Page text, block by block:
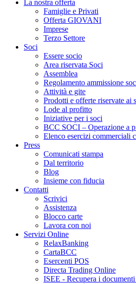
La nostra offerta
Famiglie e Privati
Offerta GIOVANI
Imprese
Terzo Settore
Soci
Essere socio
Area riservata Soci
Assemblea
Regolamento ammissione
Attività e gite
Prodotti e offerte riservate ai
Lode al profitto
Iniziative per i soci
BCC SOCI – Operazione a
Elenco esercizi commerciali
Press
Comunicati stampa
Dal territorio
Blog
Insieme con fiducia
Contatti
Scrivici
Assistenza
Blocco carte
Lavora con noi
Servizi Online
RelaxBanking
CartaBCC
Esercenti POS
Directa Trading Online
ISEE - Recupera i